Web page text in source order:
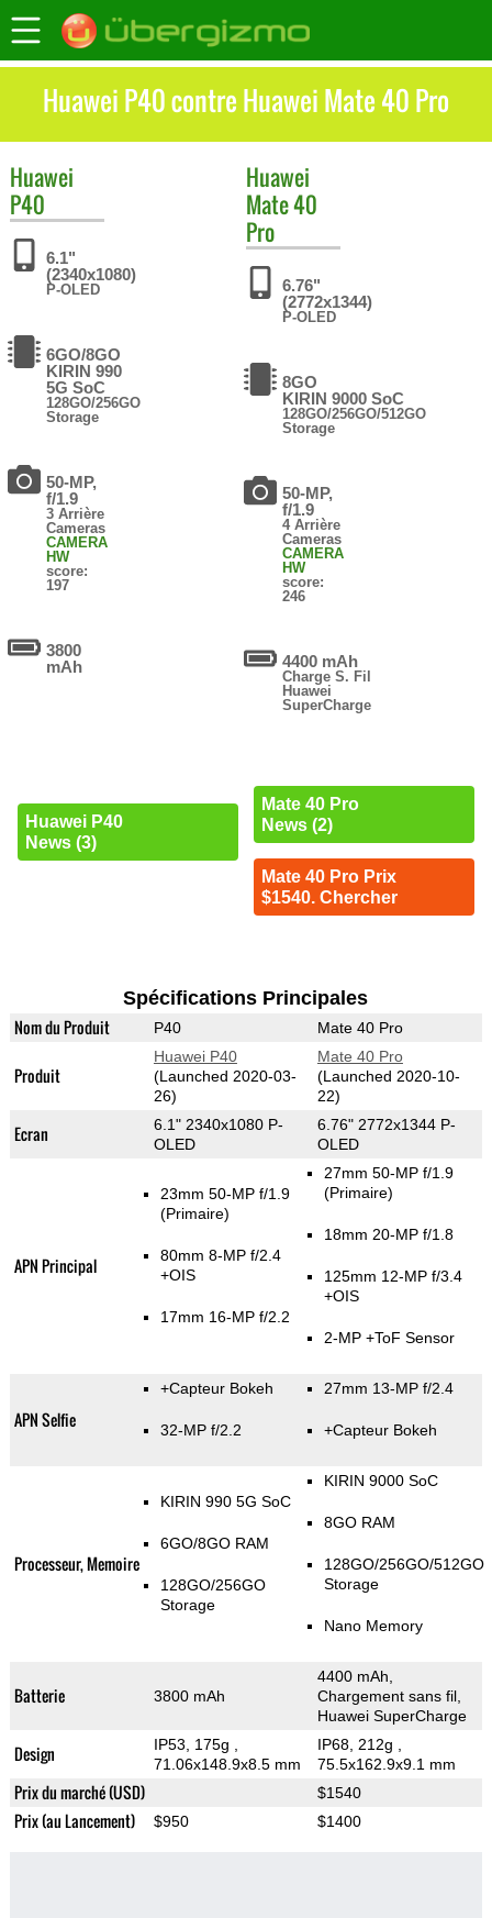
Huawei P40 contre Huawei Mate 40 Pro
Huawei
P40
6.1"
(2340x1080)
P-OLED
6GO/8GO
KIRIN 990
5G SoC
128GO/256GO
Storage
50-MP,
f/1.9
3 Arrière
Cameras
CAMERA
HW
score:
197
3800
mAh
Huawei P40
News (3)
Huawei
Mate 40
Pro
6.76"
(2772x1344)
P-OLED
8GO
KIRIN 9000 SoC
128GO/256GO/512GO
Storage
50-MP,
f/1.9
4 Arrière
Cameras
CAMERA
HW
score:
246
4400 mAh
Charge S. Fil
Huawei
SuperCharge
Mate 40 Pro
News (2)
Mate 40 Pro Prix
$1540. Chercher
Spécifications Principales
Nom du Produit P40 Mate 40 Pro
Produit
Huawei P40
(Launched 2020-03-
26)
Mate 40 Pro
(Launched 2020-10-
22)
Ecran
6.1" 2340x1080 P-
OLED
6.76" 2772x1344 P-
OLED
APN Principal
23mm 50-MP f/1.9
(Primaire)
80mm 8-MP f/2.4
+OIS
17mm 16-MP f/2.2
27mm 50-MP f/1.9
(Primaire)
18mm 20-MP f/1.8
125mm 12-MP f/3.4
+OIS
2-MP +ToF Sensor
APN Selfie
+Capteur Bokeh
32-MP f/2.2
27mm 13-MP f/2.4
+Capteur Bokeh
Processeur, Memoire
KIRIN 990 5G SoC
6GO/8GO RAM
128GO/256GO
Storage
KIRIN 9000 SoC
8GO RAM
128GO/256GO/512GO
Storage
Nano Memory
Batterie 3800 mAh
4400 mAh,
Chargement sans fil,
Huawei SuperCharge
Design IP53, 175g
71.06x148.9x8.5 mm
IP68, 212g
75.5x162.9x9.1 mm
Prix du marché (USD) $1540
Prix (au Lancement) $950 $1400